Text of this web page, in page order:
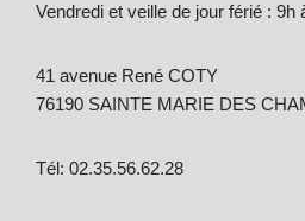
Vendredi et veille de jour férié : 9h
41 avenue René COTY
76190 SAINTE MARIE DES
Tél: 02.35.56.62.28